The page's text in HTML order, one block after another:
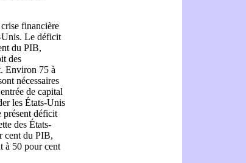
financière
Unis. Le déficit
du PIB,
des
Environ 75 à
nécessaires
de capital
les États-Unis
présent déficit
des États-
cent du PIB,
à 50 pour cent